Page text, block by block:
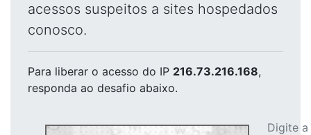
acessos suspeitos a sites hospedados
conosco.
Para liberar o acesso do IP 216.73.216.168,
responda ao desafio abaixo.
Digite